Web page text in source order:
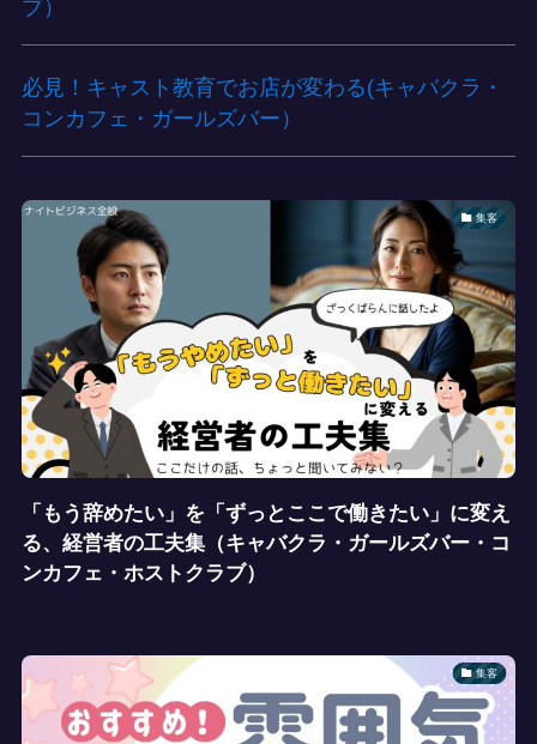
ブ）
必見！キャスト教育でお店が変わる(キャバクラ・
コンカフェ・ガールズバー）
集客
「もう辞めたい」を「ずっとここで働きたい」に変え
る、経営者の工夫集（キャバクラ・ガールズバー・コ
ンカフェ・ホストクラブ）
集客